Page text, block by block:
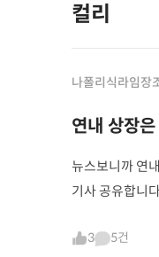
컬리
나폴리식라임장
연내 상장
뉴스보니까 연
기사 공유합
3 5건